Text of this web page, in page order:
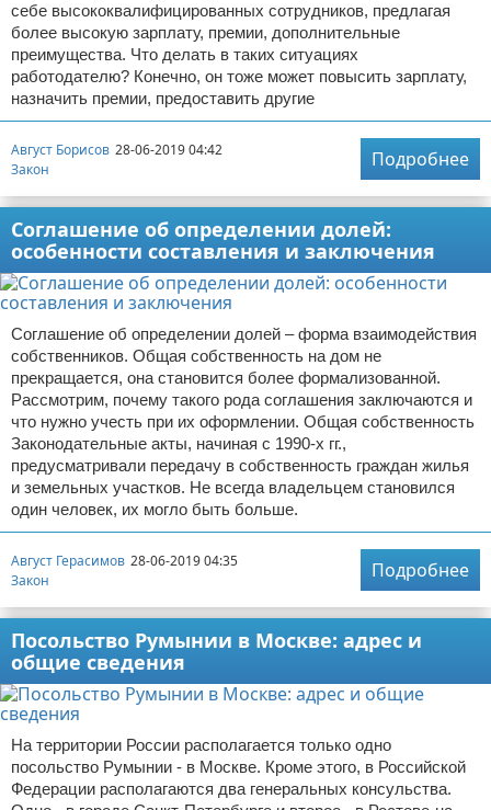
себе высококвалифицированных сотрудников, предлагая
более высокую зарплату, премии, дополнительные
преимущества. Что делать в таких ситуациях
работодателю? Конечно, он тоже может повысить зарплату,
назначить премии, предоставить другие
Август Борисов 28-06-2019 04:42
Закон
Подробнее
Соглашение об определении долей:
особенности составления и заключения
Соглашение об определении долей – форма взаимодействия
собственников. Общая собственность на дом не
прекращается, она становится более формализованной.
Рассмотрим, почему такого рода соглашения заключаются и
что нужно учесть при их оформлении. Общая собственность
Законодательные акты, начиная с 1990-х гг.,
предусматривали передачу в собственность граждан жилья
и земельных участков. Не всегда владельцем становился
один человек, их могло быть больше.
Август Герасимов 28-06-2019 04:35
Закон
Подробнее
Посольство Румынии в Москве: адрес и
общие сведения
На территории России располагается только одно
посольство Румынии - в Москве. Кроме этого, в Российской
Федерации располагаются два генеральных консульства.